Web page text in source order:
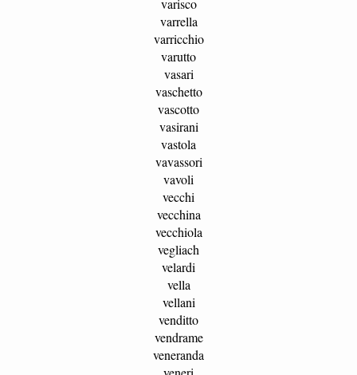
varisco
varrella
varricchio
varutto
vasari
vaschetto
vascotto
vasirani
vastola
vavassori
vavoli
vecchi
vecchina
vecchiola
vegliach
velardi
vella
vellani
venditto
vendrame
veneranda